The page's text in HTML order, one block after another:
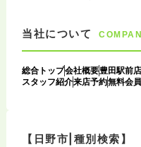
当社について
総合トップ会社概要豊田駅前
スタッフ紹介来店予約無料会
【日野市|種別検索】